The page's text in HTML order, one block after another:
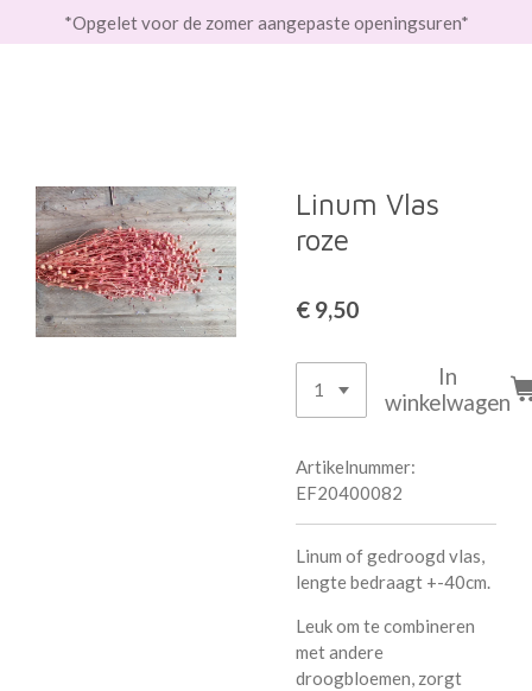
direct
*Opgelet voor de zomer aangepaste openingsuren*
Linum Vlas
roze
€ 9,50
In
winkelwagen
Artikelnummer:
EF20400082
Linum of gedroogd vlas,
lengte bedraagt +-40cm.
Leuk om te combineren
met andere
droogbloemen, zorgt